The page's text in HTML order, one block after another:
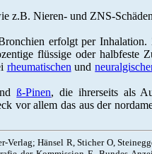
z.B. Nieren- und ZNS-
erfolgt per
flüssige oder halbfeste
rheumatischen und
ß-Pinen, die ihrerseits als
vor allem das aus der
Hänsel R, Sticher O,